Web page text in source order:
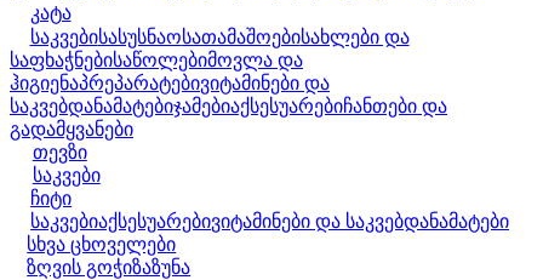
კატა
საკვებისასუსნაოსათამაშოებისახლები და
საფხაჭნებისაწოლებიმოვლა და
ჰიგიენაპრეპარატებივიტამინები და
საკვებდანამატებიჯამებიაქსესუარებიჩანთები და
გადამყვანები
თევზი
საკვები
ჩიტი
საკვებიაქსესუარებივიტამინები და საკვებდანამატები
სხვა ცხოველები
ზღვის გოჭიზაზუნა